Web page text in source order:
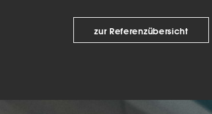
zur Referenzübersicht